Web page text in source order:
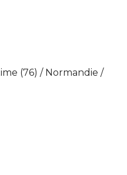
(76) / Normandie /